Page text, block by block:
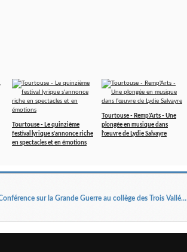
Tourtouse - Le quinzième
festival lyrique s'annonce riche
en spectacles et en émotions
Tourtouse - Remp'Arts - Une
plongée en musique dans
l’œuvre de Lydie Salvayre
Salies du Salat - Conférence sur la Grande Guerre au collège des Trois Vallées le 8 novembre